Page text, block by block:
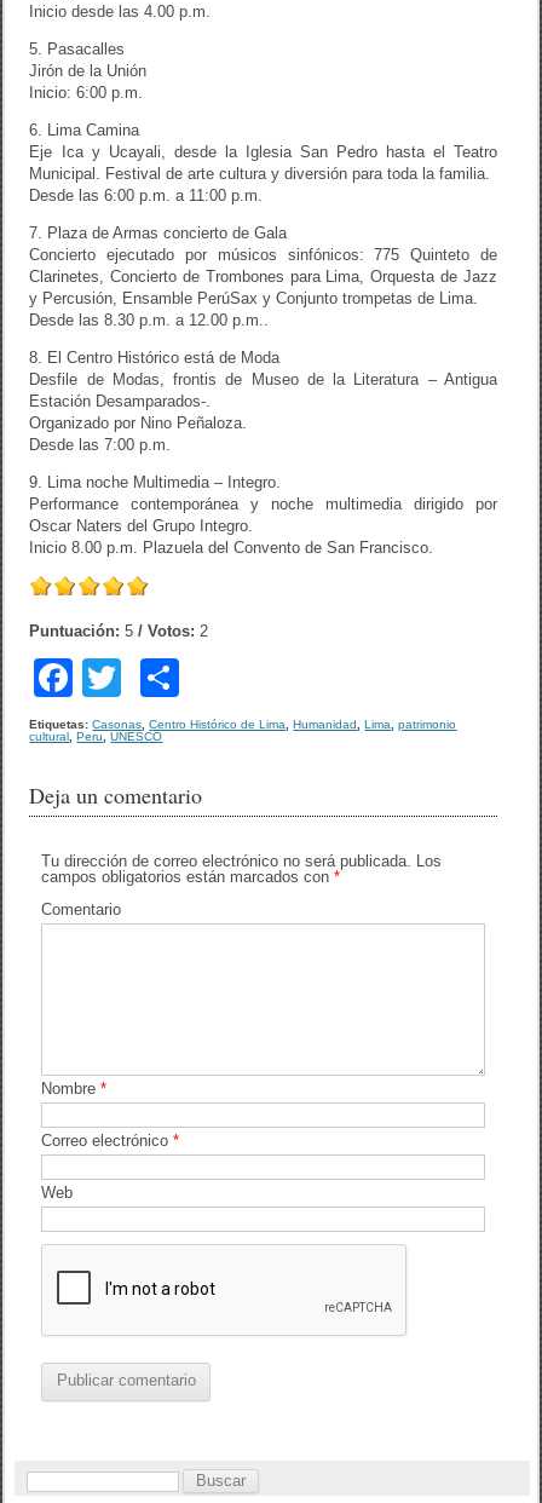
Inicio desde las 4.00 p.m.
5. Pasacalles
Jirón de la Unión
Inicio: 6:00 p.m.
6. Lima Camina
Eje Ica y Ucayali, desde la Iglesia San Pedro hasta el Teatro
Municipal. Festival de arte cultura y diversión para toda la familia.
Desde las 6:00 p.m. a 11:00 p.m.
7. Plaza de Armas concierto de Gala
Concierto ejecutado por músicos sinfónicos: 775 Quinteto de
Clarinetes, Concierto de Trombones para Lima, Orquesta de Jazz
y Percusión, Ensamble PerúSax y Conjunto trompetas de Lima.
Desde las 8.30 p.m. a 12.00 p.m..
8. El Centro Histórico está de Moda
Desfile de Modas, frontis de Museo de la Literatura – Antigua
Estación Desamparados-.
Organizado por Nino Peñaloza.
Desde las 7:00 p.m.
9. Lima noche Multimedia – Integro.
Performance contemporánea y noche multimedia dirigido por
Oscar Naters del Grupo Integro.
Inicio 8.00 p.m. Plazuela del Convento de San Francisco.
Puntuación:5 / Votos: 2
F
a
c
e
b
o
o
T
wi
tt
er
o
p
ar
tir
Etiquetas:Casonas ,Centro Histórico de Lima ,Humanidad ,Lima ,patrimonio
cultural ,Peru ,UNESCO
Deja un comentario
Tu dirección de correo electrónico no será publicada. Los
campos obligatorios están marcados con*
Comentario
Nombre*
Correo electrónico*
Web
B